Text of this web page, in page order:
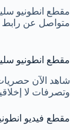
مقطع انطونيو
متواصل عن رابط
مقطع انطونيو
شاهد الآن
وتصرفات لا
مقطع فيديو